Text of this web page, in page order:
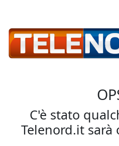
C'è stato
Telenord.it sarà